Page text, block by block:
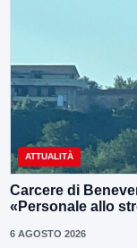
ATTUALITÀ
Carcere di
«Personale allo
6 AGOSTO 2026